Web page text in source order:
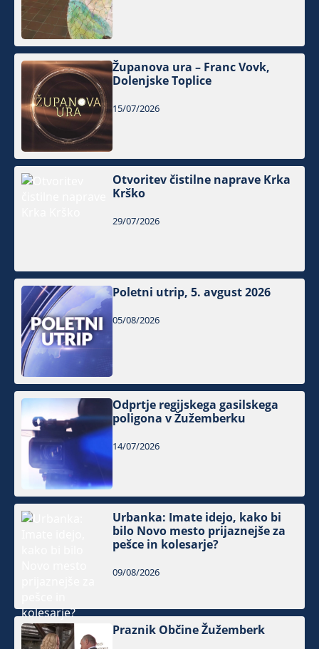
Županova ura – Franc Vovk,
Dolenjske Toplice
15/07/2026
Otvoritev čistilne naprave Krka
Krško
29/07/2026
Poletni utrip, 5. avgust 2026
05/08/2026
Odprtje regijskega gasilskega
poligona v Žužemberku
14/07/2026
Urbanka: Imate idejo, kako bi
bilo Novo mesto prijaznejše za
pešce in kolesarje?
09/08/2026
Praznik Občine Žužemberk